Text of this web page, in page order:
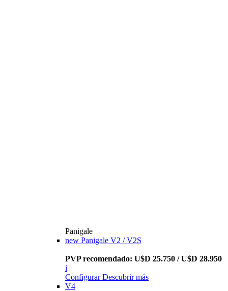
Panigale
new Panigale V2 / V2S
PVP recomendado: U$D 25.750 / U$D 28.950
i
Configurar Descubrir más
V4